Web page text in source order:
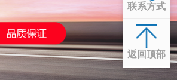
联系方式
返回顶部